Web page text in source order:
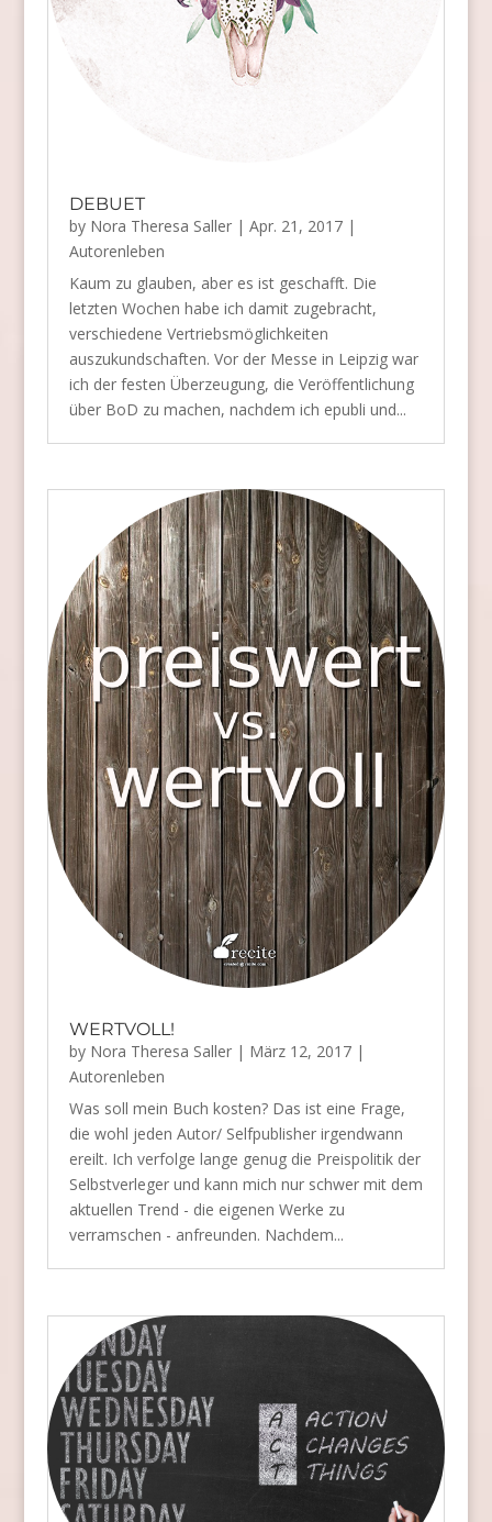
DEBUET
by Nora Theresa Saller| Apr. 21, 2017|
Autorenleben
Kaum zu glauben, aber es ist geschafft. Die
letzten Wochen habe ich damit zugebracht,
verschiedene Vertriebsmöglichkeiten
auszukundschaften. Vor der Messe in Leipzig war
ich der festen Überzeugung, die Veröffentlichung
über BoD zu machen, nachdem ich epubli und...
WERTVOLL!
by Nora Theresa Saller| März 12, 2017|
Autorenleben
Was soll mein Buch kosten? Das ist eine Frage,
die wohl jeden Autor/ Selfpublisher irgendwann
ereilt. Ich verfolge lange genug die Preispolitik der
Selbstverleger und kann mich nur schwer mit dem
aktuellen Trend - die eigenen Werke zu
verramschen - anfreunden. Nachdem...